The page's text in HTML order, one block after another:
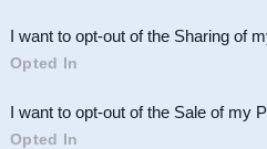
Participants
parties.
I want to opt-out of the Sharing of
Opted In
I want to opt-out of the Sale of my
Opted In